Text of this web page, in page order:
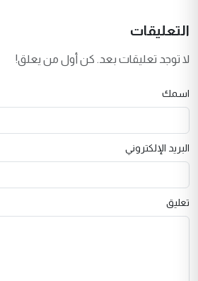
التعليقات
لا توجد تعليقات بعد. كن أول من يعلق!
اسمك
البريد الإلكتروني
تعليق